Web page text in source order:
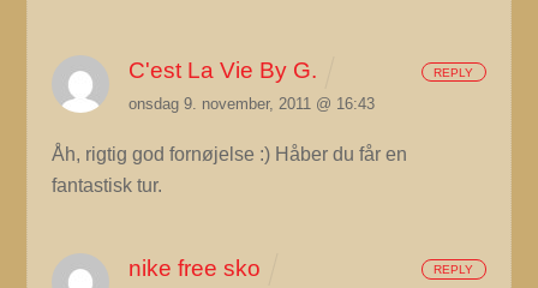
C'est La Vie By G.
onsdag 9. november, 2011 @ 16:43
Åh, rigtig god fornøjelse :) Håber du får en
fantastisk tur.
REPLY
nike free sko REPLY